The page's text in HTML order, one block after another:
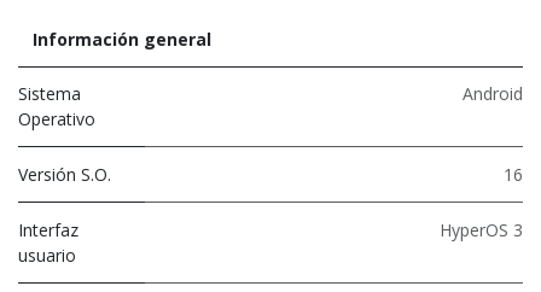
Información general
Sistema
Operativo
Android
Versión S.O. 16
Interfaz
usuario
HyperOS 3